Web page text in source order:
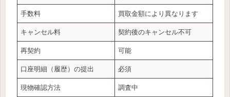
手数料 買取金額により異なります
キャンセル料 契約後のキャンセル不可
再契約 可能
口座明細（履歴）の提出 必須
現物確認方法 調査中